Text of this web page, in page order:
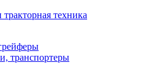
техника
транспортеры